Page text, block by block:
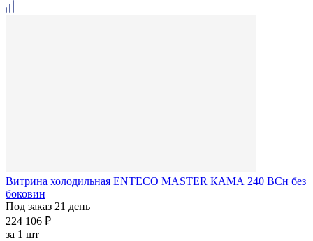
Витрина холодильная ENTECO MASTER КАМА 240 BCн без
боковин
Под заказ 21 день
224 106 ₽
за 1 шт